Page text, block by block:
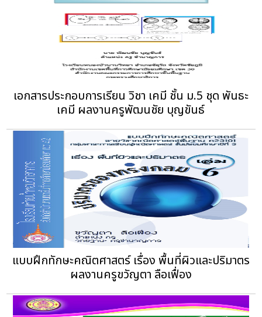
เอกสารประกอบการเรียน วิชา เคมี ชั้น ม.5 ชุด พันธะ
เคมี ผลงานครูพัฒนชัย บุญขันธ์
แบบฝึกทักษะคณิตศาสตร์ เรื่อง พื้นที่ผิวและปริมาตร
ผลงานครูขวัญตา ลือเฟื่อง